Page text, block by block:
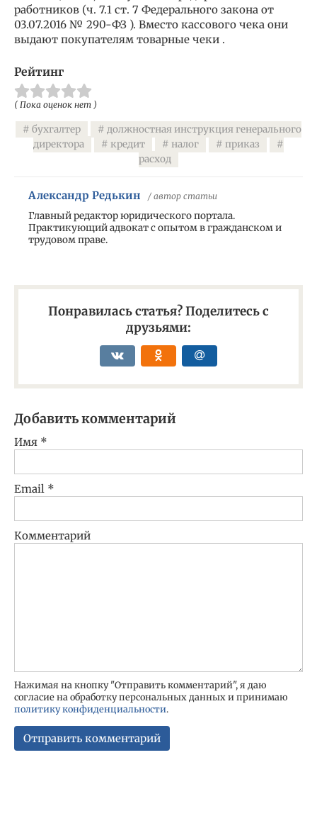
работников (ч. 7.1 ст. 7 Федерального закона от
03.07.2016 № 290-ФЗ ). Вместо кассового чека они
выдают покупателям товарные чеки .
Рейтинг
( Пока оценок нет )
бухгалтер
должностная инструкция генерального
директора
кредит налог
приказ
расход
Александр Редькин / автор статьи
Главный редактор юридического портала.
Практикующий адвокат с опытом в гражданском и
трудовом праве.
Понравилась статья? Поделитесь с
друзьями:
Добавить комментарий
Имя *
Email *
Комментарий
Нажимая на кнопку "Отправить комментарий", я даю
согласие на обработку персональных данных и принимаю
политику конфиденциальности.